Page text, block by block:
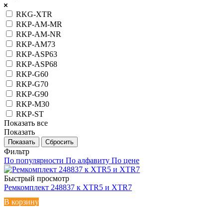
RKG-XTR
RKP-AM-MR
RKP-AM-NR
RKP-AM73
RKP-ASP63
RKP-ASP68
RKP-G60
RKP-G70
RKP-G90
RKP-M30
RKP-ST
Показать все
Показать
Сбросить
Фильтр
По популярности По алфавиту По цене
Быстрый просмотр
Ремкомплект 248837 к XTR5 и XTR7
В корзину